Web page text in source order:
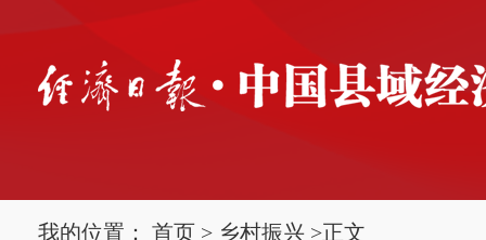
我的位置： 首页 > 乡村振兴 >正文